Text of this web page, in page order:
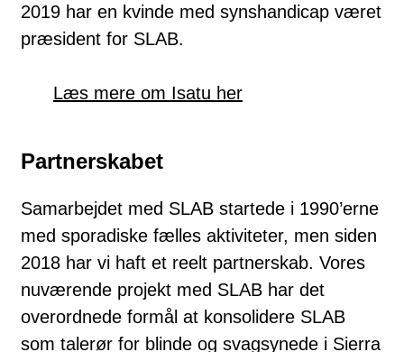
2019 har en kvinde med synshandicap været
præsident for SLAB.
Læs mere om Isatu her
Partnerskabet
Samarbejdet med SLAB startede i 1990’erne
med sporadiske fælles aktiviteter, men siden
2018 har vi haft et reelt partnerskab. Vores
nuværende projekt med SLAB har det
overordnede formål at konsolidere SLAB
som talerør for blinde og svagsynede i Sierra